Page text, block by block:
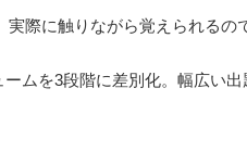
際に触りながら覚えられるの
ムを3段階に差別化。幅広い出